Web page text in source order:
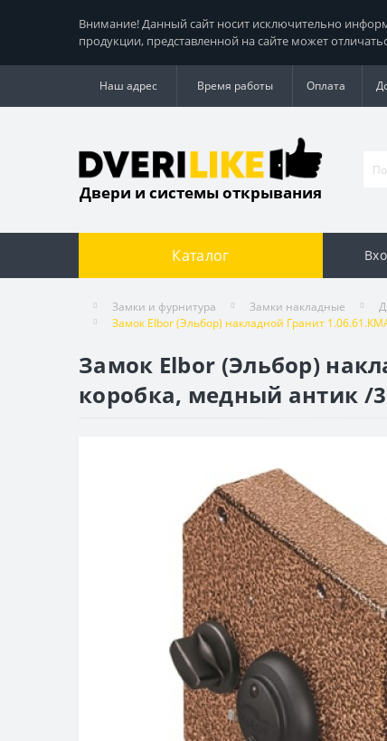
Внимание! Данный сайт носит исключительно
продукции, представленной на сайте может
Наш адрес Время работы Оплата
Двери и системы открывания
Каталог
Замки и фурнитура Замки накладные
Замок Elbor (Эльбор) накладной Гранит
Замок Elbor (Эльбор)
коробка, медный антик /